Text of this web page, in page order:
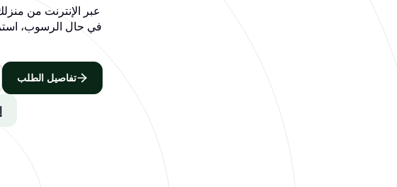
تفاصيل الطلب